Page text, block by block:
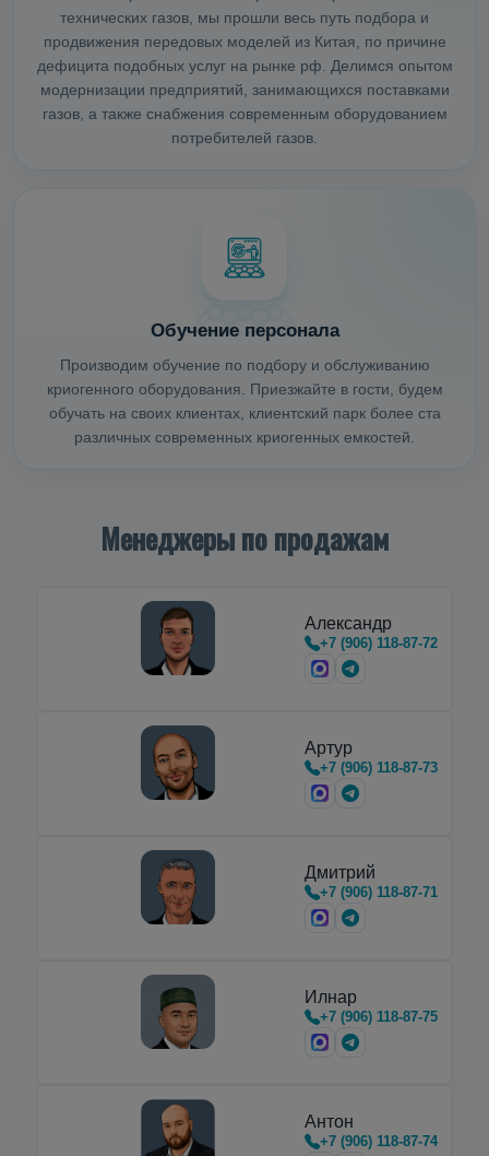
технических газов, мы прошли весь путь подбора и
продвижения передовых моделей из Китая, по причине
дефицита подобных услуг на рынке рф. Делимся опытом
модернизации предприятий, занимающихся поставками
газов, а также снабжения современным оборудованием
потребителей газов.
Обучение персонала
Производим обучение по подбору и обслуживанию
криогенного оборудования. Приезжайте в гости, будем
обучать на своих клиентах, клиентский парк более ста
различных современных криогенных емкостей.
Менеджеры по продажам
Александр
+7 (906) 118-87-72
Артур
+7 (906) 118-87-73
Дмитрий
+7 (906) 118-87-71
Илнар
+7 (906) 118-87-75
Антон
+7 (906) 118-87-74